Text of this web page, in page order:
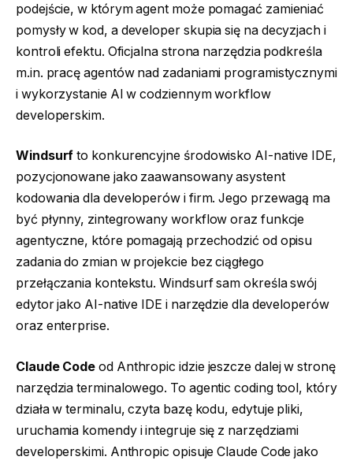
podejście, w którym agent może pomagać zamieniać
pomysły w kod, a developer skupia się na decyzjach i
kontroli efektu. Oficjalna strona narzędzia podkreśla
m.in. pracę agentów nad zadaniami programistycznymi
i wykorzystanie AI w codziennym workflow
developerskim.
Windsurf to konkurencyjne środowisko AI-native IDE,
pozycjonowane jako zaawansowany asystent
kodowania dla developerów i firm. Jego przewagą ma
być płynny, zintegrowany workflow oraz funkcje
agentyczne, które pomagają przechodzić od opisu
zadania do zmian w projekcie bez ciągłego
przełączania kontekstu. Windsurf sam określa swój
edytor jako AI-native IDE i narzędzie dla developerów
oraz enterprise.
Claude Code od Anthropic idzie jeszcze dalej w stronę
narzędzia terminalowego. To agentic coding tool, który
działa w terminalu, czyta bazę kodu, edytuje pliki,
uruchamia komendy i integruje się z narzędziami
developerskimi. Anthropic opisuje Claude Code jako